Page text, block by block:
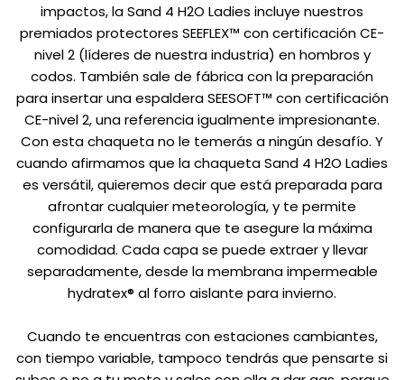
impactos, la Sand 4 H2O Ladies incluye nuestros
premiados protectores SEEFLEX™ con certificación CE-
nivel 2 (líderes de nuestra industria) en hombros y
codos. También sale de fábrica con la preparación
para insertar una espaldera SEESOFT™ con certificación
CE-nivel 2, una referencia igualmente impresionante.
Con esta chaqueta no le temerás a ningún desafío. Y
cuando afirmamos que la chaqueta Sand 4 H2O Ladies
es versátil, quieremos decir que está preparada para
afrontar cualquier meteorología, y te permite
configurarla de manera que te asegure la máxima
comodidad. Cada capa se puede extraer y llevar
separadamente, desde la membrana impermeable
hydratex® al forro aislante para invierno.
Cuando te encuentras con estaciones cambiantes,
con tiempo variable, tampoco tendrás que pensarte si